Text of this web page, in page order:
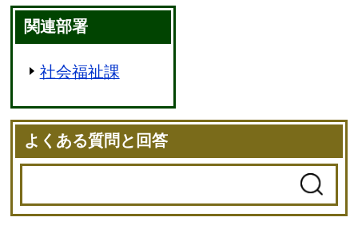
関連部署
社会福祉課
よくある質問と回答